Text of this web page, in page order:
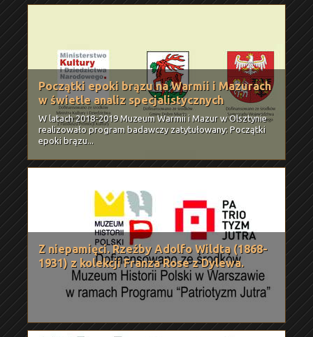
Początki epoki brązu na Warmii i Mazurach
w świetle analiz specjalistycznych
W latach 2018-2019 Muzeum Warmii i Mazur w Olsztynie
realizowało program badawczy zatytułowany: Początki
epoki brązu...
Z niepamięci. Rzeźby Adolfo Wildta (1868-
1931) z kolekcji Franza Rose z Dylewa.